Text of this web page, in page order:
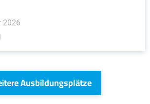
2026
Ausbildungsplätze